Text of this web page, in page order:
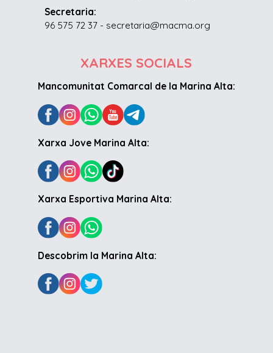
Secretaria:
96 575 72 37 - secretaria@macma.org
XARXES SOCIALS
Mancomunitat Comarcal de la Marina Alta:
Xarxa Jove Marina Alta:
Xarxa Esportiva Marina Alta:
Descobrim la Marina Alta: